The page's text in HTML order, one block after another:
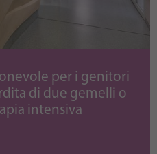
per i genitori
di due gemelli o
intensiva